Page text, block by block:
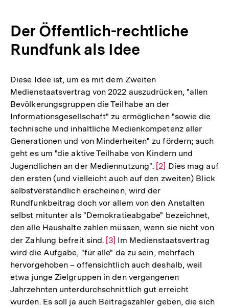
Der Öffentlich-rechtliche
Rundfunk als Idee
Diese Idee ist, um es mit dem Zweiten
Medienstaatsvertrag von 2022 auszudrücken, "allen
Bevölkerungsgruppen die Teilhabe an der
Informationsgesellschaft" zu ermöglichen "sowie die
technische und inhaltliche Medienkompetenz aller
Generationen und von Minderheiten" zu fördern; auch
geht es um "die aktive Teilhabe von Kindern und
Jugendlichen an der Mediennutzung". Zur
Auflösung
der
Fußnote
[2] Dies mag auf
den ersten (und vielleicht auch auf den zweiten) Blick
selbstverständlich erscheinen, wird der
Rundfunkbeitrag doch vor allem von den Anstalten
selbst mitunter als "Demokratieabgabe" bezeichnet,
den alle Haushalte zahlen müssen, wenn sie nicht von
der Zahlung befreit sind. Zur
Auflösung
der
Fußnote
[3] Im Medienstaatsvertrag
wird die Aufgabe, "für alle" da zu sein, mehrfach
hervorgehoben – offensichtlich auch deshalb, weil
etwa junge Zielgruppen in den vergangenen
Jahrzehnten unterdurchschnittlich gut erreicht
wurden. Es soll ja auch Beitragszahler geben, die sich